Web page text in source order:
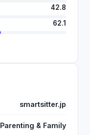
42.8
62.1
smartsitter.jp
Parenting & Family